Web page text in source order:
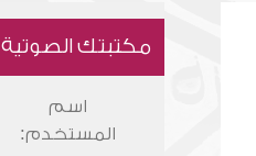
مكتبتك الصوتية
اسم
المستخدم: